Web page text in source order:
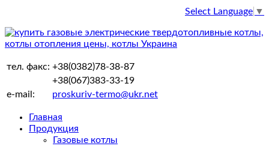
Select Language ▼
тел. факс: +38(0382)78-38-87
+38(067)383-33-19
e-mail:
proskuriv-termo@ukr.net
Главная
Продукция
Газовые котлы